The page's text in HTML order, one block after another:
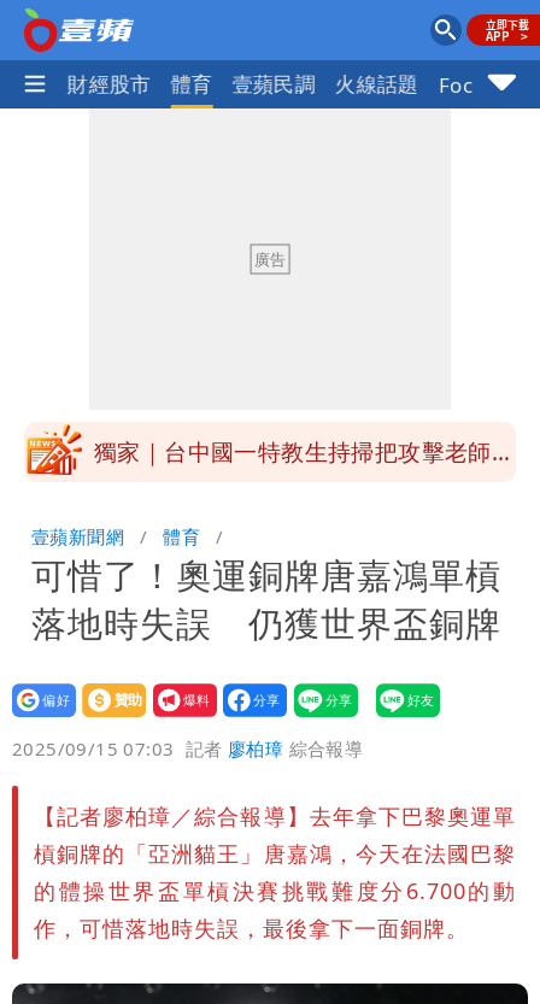
國際 財經股市 體育 壹蘋民調 火線話題 Focus+
高希均辭世享耆壽90歲 畢生推動閱讀
布 陸警可能相對低
獨家｜台中國一特教生持掃把攻擊老師
「終於能交代」 捐500萬獎學金延續愛
外送專法上路滿2週！Uber Eats曝外送
員收益變化
高希均辭世享耆壽90歲 畢生推動閱讀
與進步觀念
壹蘋新聞網 體育
可惜了！奧運銅牌唐嘉鴻單槓
落地時失誤 仍獲世界盃銅牌
設為
贊助
我要
爆料
2025/09/15 07:03 記者 廖柏璋 綜合報導
【記者廖柏璋／綜合報導】去年拿下巴黎奧運單
槓銅牌的「亞洲貓王」唐嘉鴻，今天在法國巴黎
的體操世界盃單槓決賽挑戰難度分6.700的動
作，可惜落地時失誤，最後拿下一面銅牌。